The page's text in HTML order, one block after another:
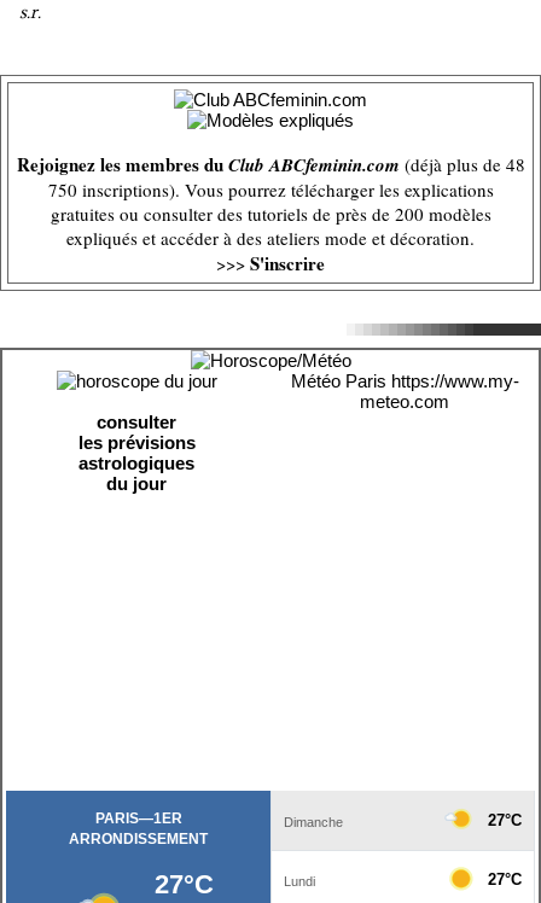
s.r.
Rejoignez les membres duClub ABCfeminin.com (déjà plus de 48
750 inscriptions). Vous pourrez télécharger les explications
gratuites ou consulter des tutoriels de près de 200 modèles
expliqués et accéder à des ateliers mode et décoration.
>>> S'inscrire
consulter
les prévisions
astrologiques
du jour
Météo Paris https://www.my-
meteo.com